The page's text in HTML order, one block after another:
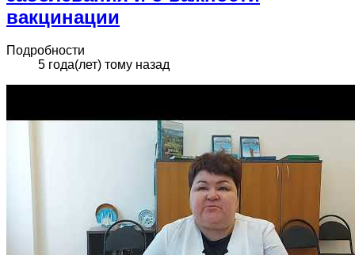
вакцинации
Подробности
5 года(лет) тому назад